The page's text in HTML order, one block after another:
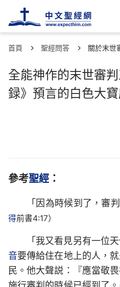
首頁 聖經問答 關於末世
全能神作的末世審
録》預言的白色大
參考聖經 ：
「因為時候到了，審
得前書4:17）
「我又看見另有一位
音要傳給住在地上的人，
民。他大聲説：『應當敬